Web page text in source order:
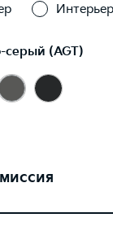
Интерьер
серый (AGT)